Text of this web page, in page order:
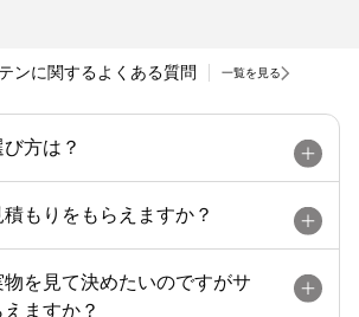
ンに関するよくある質問 一覧を見る
方は？
もりをもらえますか？
物を見て決めたいのですがサ
ますか？